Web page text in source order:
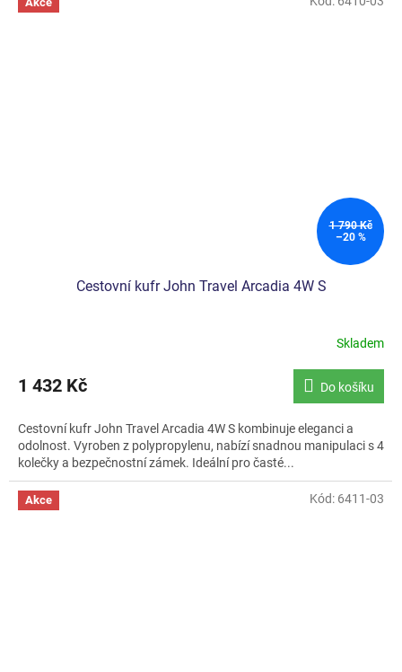
1 790 Kč
–20 %
Cestovní kufr John Travel Arcadia 4W S
Skladem
1 432 Kč Do košíku
Cestovní kufr John Travel Arcadia 4W S kombinuje eleganci a
odolnost. Vyroben z polypropylenu, nabízí snadnou manipulaci s 4
kolečky a bezpečnostní zámek. Ideální pro časté...
Akce Kód: 6411-03